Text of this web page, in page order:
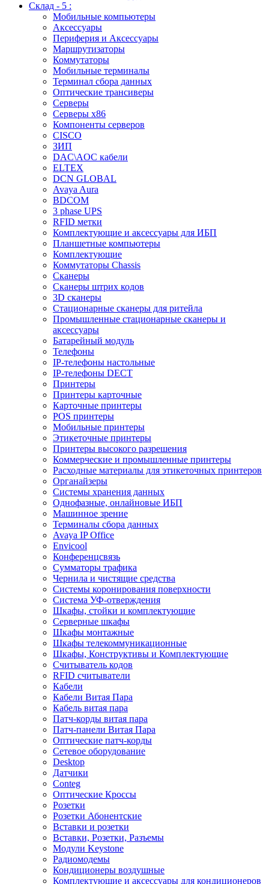
Склад - 5 :
Мобильные компьютеры
Аксессуары
Периферия и Аксессуары
Маршрутизаторы
Коммутаторы
Мобильные терминалы
Терминал сбора данных
Оптические трансиверы
Серверы
Серверы x86
Компоненты серверов
CISCO
ЗИП
DAC\AOC кабели
ELTEX
DCN GLOBAL
Avaya Aura
BDCOM
3 phase UPS
RFID метки
Комплектующие и аксессуары для ИБП
Планшетные компьютеры
Комплектующие
Коммутаторы Chassis
Сканеры
Сканеры штрих кодов
3D сканеры
Стационарные сканеры для ритейла
Промышленные стационарные сканеры и
аксессуары
Батарейный модуль
Телефоны
IP-телефоны настольные
IP-телефоны DECT
Принтеры
Принтеры карточные
Карточные принтеры
POS принтеры
Мобильные принтеры
Этикеточные принтеры
Принтеры высокого разрешения
Коммерческие и промышленные принтеры
Расходные материалы для этикеточных принтеров
Органайзеры
Системы хранения данных
Однофазные, онлайновые ИБП
Машинное зрение
Терминалы сбора данных
Avaya IP Office
Envicool
Конференцсвязь
Сумматоры трафика
Чернила и чистящие средства
Системы коронирования поверхности
Cистема УФ-отверждения
Шкафы, стойки и комплектующие
Серверные шкафы
Шкафы монтажные
Шкафы телекоммуникационные
Шкафы, Конструктивы и Комплектующие
Считыватель кодов
RFID считыватели
Кабели
Кабели Витая Пара
Кабель витая пара
Патч-корды витая пара
Патч-панели Витая Пара
Оптические патч-корды
Сетевое оборудование
Desktop
Датчики
Conteg
Оптические Кроссы
Розетки
Розетки Абонентские
Вставки и розетки
Вставки, Розетки, Разъемы
Модули Keystone
Радиомодемы
Кондиционеры воздушные
Комплектующие и аксессуары для кондиционеров